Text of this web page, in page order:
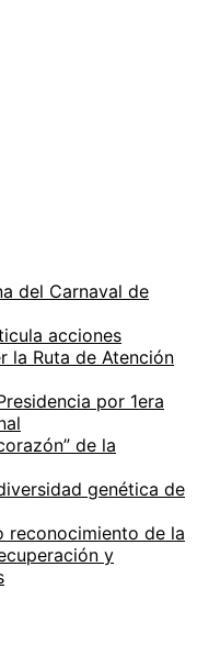
del Carnaval de
acciones
la Ruta de Atención
por 1era
de la
genética de
reconocimiento de la
y